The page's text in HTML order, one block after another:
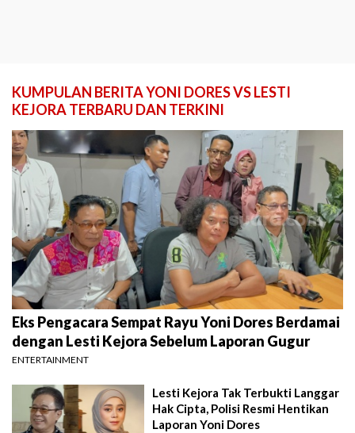
KUMPULAN BERITA YONI DORES VS LESTI
KEJORA TERBARU DAN TERKINI
Eks Pengacara Sempat Rayu Yoni Dores Berdamai
dengan Lesti Kejora Sebelum Laporan Gugur
ENTERTAINMENT
Lesti Kejora Tak Terbukti Langgar
Hak Cipta, Polisi Resmi Hentikan
Laporan Yoni Dores